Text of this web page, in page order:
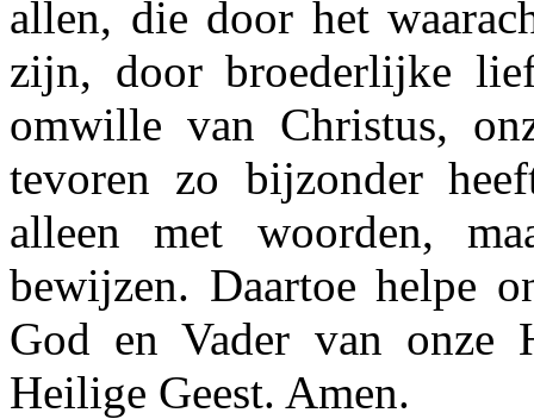
allen, die door het
zijn, door broederlijke
omwille van Christus,
tevoren zo bijzonder
alleen met woorden,
bewijzen. Daartoe helpe
God en Vader van onze
Heilige Geest. Amen.